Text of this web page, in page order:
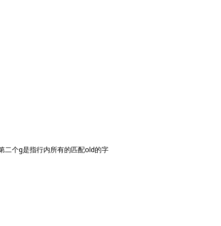
个g是指行内所有的匹配old的字